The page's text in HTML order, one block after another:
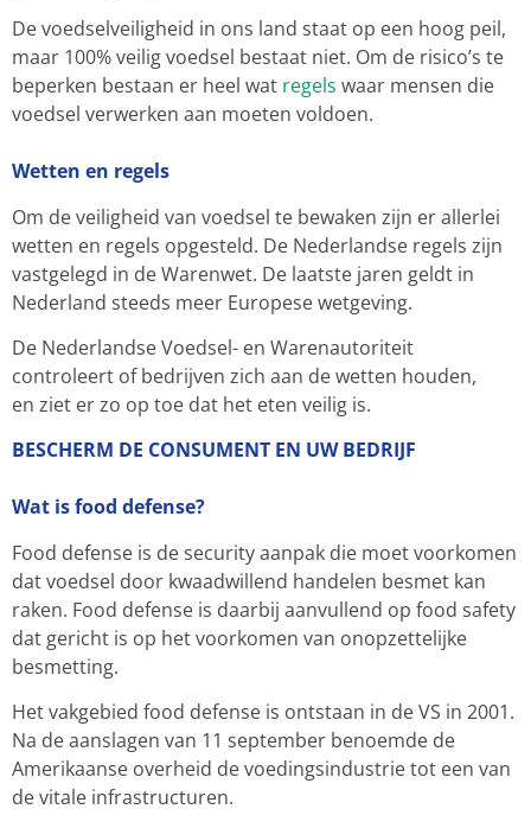
De voedselveiligheid in ons land staat op een hoog peil,
maar 100% veilig voedsel bestaat niet. Om de risico’s te
beperken bestaan er heel wat regels waar mensen die
voedsel verwerken aan moeten voldoen.
Wetten en regels
Om de veiligheid van voedsel te bewaken zijn er allerlei
wetten en regels opgesteld. De Nederlandse regels zijn
vastgelegd in de Warenwet. De laatste jaren geldt in
Nederland steeds meer Europese wetgeving.
De Nederlandse Voedsel- en Warenautoriteit
controleert of bedrijven zich aan de wetten houden,
en ziet er zo op toe dat het eten veilig is.
BESCHERM DE CONSUMENT EN UW BEDRIJF
Wat is food defense?
Food defense is de security aanpak die moet voorkomen
dat voedsel door kwaadwillend handelen besmet kan
raken. Food defense is daarbij aanvullend op food safety
dat gericht is op het voorkomen van onopzettelijke
besmetting.
Het vakgebied food defense is ontstaan in de VS in 2001.
Na de aanslagen van 11 september benoemde de
Amerikaanse overheid de voedingsindustrie tot een van
de vitale infrastructuren.